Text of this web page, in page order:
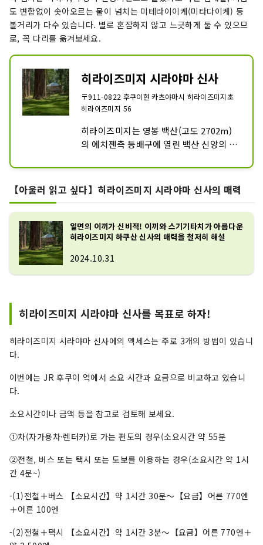
도 변함없이 솟아오르는 물이 넘치는 미테라이이케(미타다이케) 등
볼거리가 다수 있습니다. 별로 혼잡하지 않고 느긋하게 둘 수 있으므
로, 꼭 다리를 옮겨보세요.
히라이즈미지 시라야마 신사
〒911-0822 후쿠이현 카츠야마시 히라이즈미지초
히라이즈미지 56
히라이즈미지는 영봉 백산(고도 2702m)
의 에치젠측 등배구에 열린 백산 신앙의 거
타이스미에 의해 열렸다고 전해집니다.
중세에는 호쿠리쿠에서도 유수의 세력을
갖게 되어 현재의 하쿠산 신사보다 훨씬 광
대한 경내에 수십 개의 당과 사, 수천에 이
르는 보원이 늘어서 있었다고 합니다.
그런데, 텐쇼 2년(1574), 일향일규와의 싸
움으로 전산이 소실해, 왕시의 모습을 전하
는 것은 거의 잃어버렸습니다.
그러나, 헤세이 원년으로부터 시작된 본격
구가 훌륭하게 남아 있는 것이 판명되었습
니다. 영화를 담은 중세 헤이즈미 절의 전
【아울러 읽고 싶다】히라이즈미지 시라야마 신사의 매력
일면의 이끼가 신비적! 이끼와 스기기타치가 아름다운
히라이즈미지 하쿠산 신사의 매력을 철저히 해설
2024.10.31
히라이즈미지 시라야마 신사를 목표로 하자!
히라이즈미지 시라야마 신사에의 액세스는 주로 3개의 방법이 있습니
다.
이번에는 JR 후쿠이 역에서 소요 시간과 요금으로 비교하고 있습니
다.
소요시간이나 금액 등을 참고로 검토해 보세요.
①차(자가용차·렌터카)로 가는 편도의 경우(소요시간 약 55분
②전철, 버스 또는 택시 또는 도보를 이용하는 경우(소요시간 약 1시
간 4분~)
-(1)전철＋버스 【소요시간】약 1시간 30분～【요금】어른 770엔
＋어른 100엔
-(2)전철＋택시 【소요시간】약 1시간 3분～【요금】어른 770엔＋